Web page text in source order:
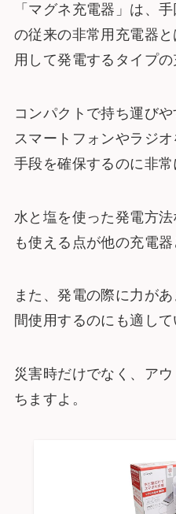
「マグネ充電器」は、
の従来の非常用充電器
用して発電するタイプの
コンパクトで持ち運び
スマートフォンやラジ
手段を確保するのに非常
水と塩を使った発電方
も使える点が他の充電
また、発電の際に力が
間使用するのにも適して
災害時だけでなく、ア
ちますよ。